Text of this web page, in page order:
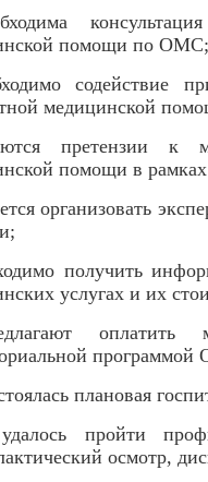
помощи по ОМС;
содействие
медицинской
претензии к
помощи в
организовать
получить
услугах и их
оплатить
плановая
пройти
осмотр,